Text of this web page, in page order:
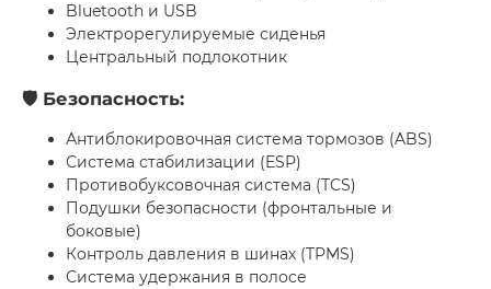
Bluetooth и USB
Электрорегулируемые сиденья
Центральный подлокотник
🛡 Безопасность:
Антиблокировочная система тормозов (ABS)
Система стабилизации (ESP)
Противобуксовочная система (TCS)
Подушки безопасности (фронтальные и
боковые)
Контроль давления в шинах (TPMS)
Система удержания в полосе